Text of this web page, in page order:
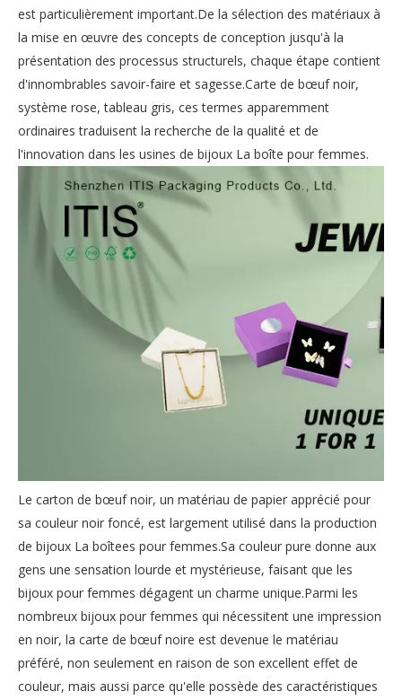
est particulièrement important.De la sélection des matériaux à
la mise en œuvre des concepts de conception jusqu'à la
présentation des processus structurels, chaque étape contient
d'innombrables savoir-faire et sagesse.Carte de bœuf noir,
système rose, tableau gris, ces termes apparemment
ordinaires traduisent la recherche de la qualité et de
l'innovation dans les usines de bijoux La boîte pour femmes.
Le carton de bœuf noir, un matériau de papier apprécié pour
sa couleur noir foncé, est largement utilisé dans la production
de bijoux La boîtees pour femmes.Sa couleur pure donne aux
gens une sensation lourde et mystérieuse, faisant que les
bijoux pour femmes dégagent un charme unique.Parmi les
nombreux bijoux pour femmes qui nécessitent une impression
en noir, la carte de bœuf noire est devenue le matériau
préféré, non seulement en raison de son excellent effet de
couleur, mais aussi parce qu'elle possède des caractéristiques